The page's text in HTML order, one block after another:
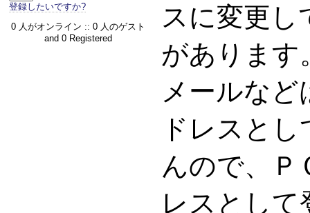
登録したいですか?
0 人がオンライン :: 0 人のゲスト
and 0 Registered
スに変更し
があります
メールなど
ドレスと
んので、Ｐ
レスとして